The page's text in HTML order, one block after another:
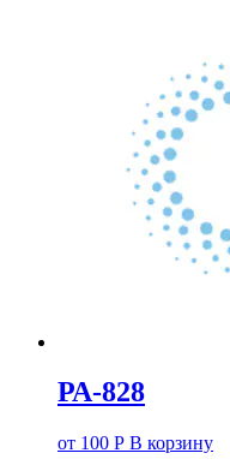
РА-828
от 100 Р В корзину